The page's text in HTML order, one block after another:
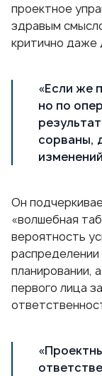
проектное
здравым
критично даже
«Если же
но по
сорваны,
Он
«волшебная
вероятность
планировании,
первого лица